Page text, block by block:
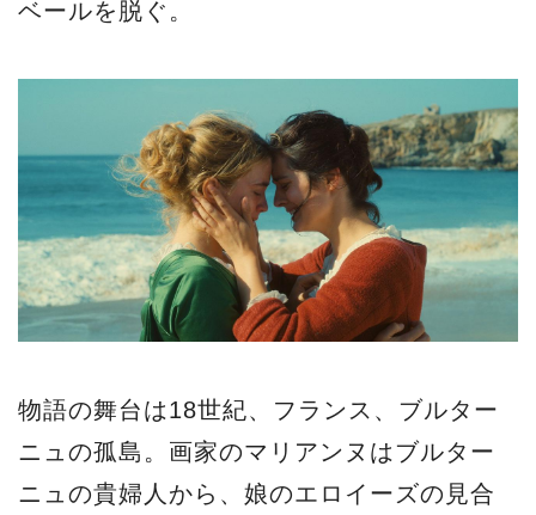
ベールを脱ぐ。
物語の舞台は18世紀、フランス、ブルター
ニュの孤島。画家のマリアンヌはブルター
ニュの貴婦人から、娘のエロイーズの見合